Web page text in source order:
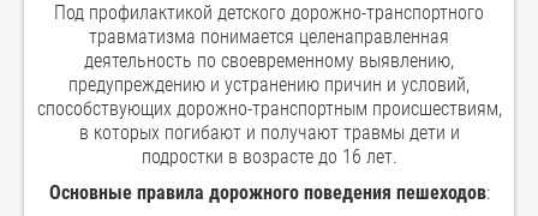
Под профилактикой детского дорожно-транспортного
травматизма понимается целенаправленная
деятельность по своевременному выявлению,
предупреждению и устранению причин и условий,
способствующих дорожно-транспортным происшествиям,
в которых погибают и получают травмы дети и
подростки в возрасте до 16 лет.
Основные правила дорожного поведения пешеходов: